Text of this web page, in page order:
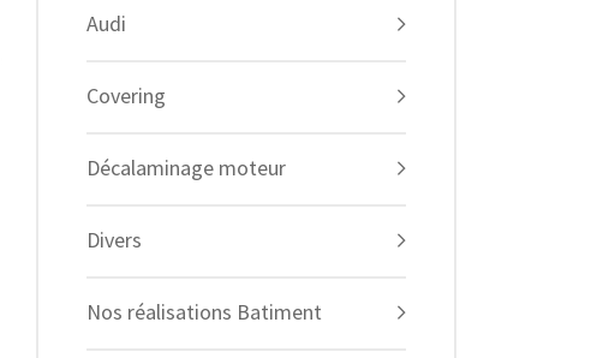
Audi
Covering
Décalaminage moteur
Divers
Nos réalisations Batiment